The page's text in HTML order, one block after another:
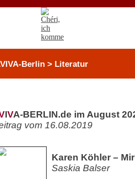
Berlin > Literatur
IVA-BERLIN.de im August
vom 16.08.2019
Karen Köhler –
Saskia Balser